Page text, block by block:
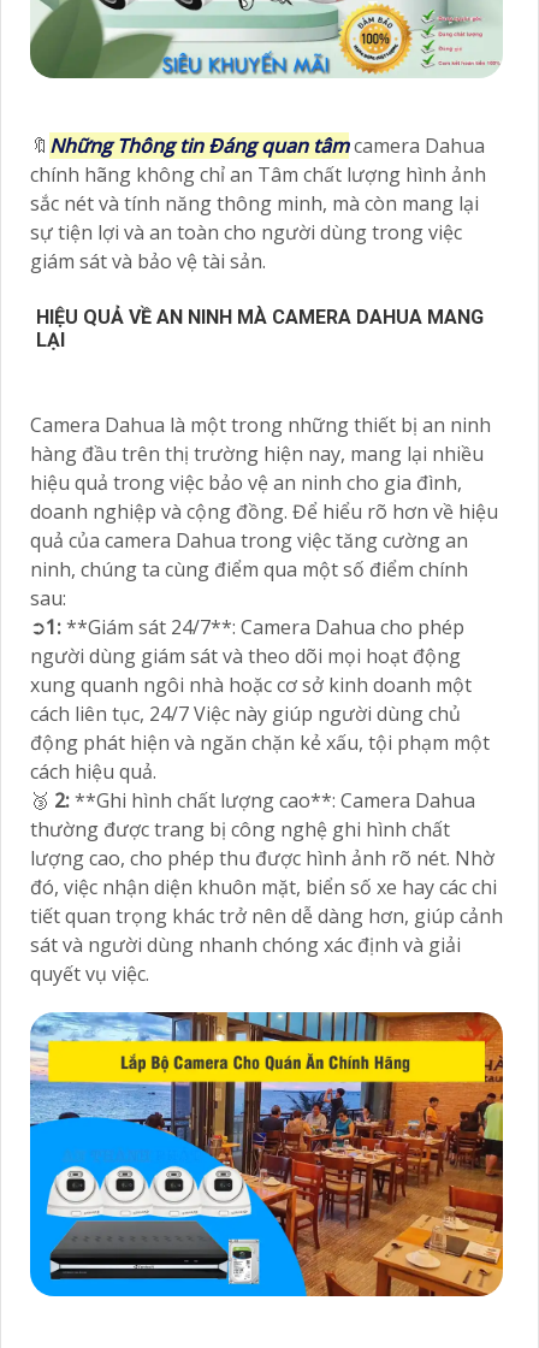
🔖 Những Thông tin Đáng quan tâmcamera Dahua
chính hãng không chỉ an Tâm chất lượng hình ảnh
sắc nét và tính năng thông minh, mà còn mang lại
sự tiện lợi và an toàn cho người dùng trong việc
giám sát và bảo vệ tài sản.
HIỆU QUẢ VỀ AN NINH MÀ CAMERA DAHUA MANG
LẠI
Camera Dahua là một trong những thiết bị an ninh
hàng đầu trên thị trường hiện nay, mang lại nhiều
hiệu quả trong việc bảo vệ an ninh cho gia đình,
doanh nghiệp và cộng đồng. Để hiểu rõ hơn về hiệu
quả của camera Dahua trong việc tăng cường an
ninh, chúng ta cùng điểm qua một số điểm chính
sau:
➲1:**Giám sát 24/7**: Camera Dahua cho phép
người dùng giám sát và theo dõi mọi hoạt động
xung quanh ngôi nhà hoặc cơ sở kinh doanh một
cách liên tục, 24/7 Việc này giúp người dùng chủ
động phát hiện và ngăn chặn kẻ xấu, tội phạm một
cách hiệu quả.
🥉 2:**Ghi hình chất lượng cao**: Camera Dahua
thường được trang bị công nghệ ghi hình chất
lượng cao, cho phép thu được hình ảnh rõ nét. Nhờ
đó, việc nhận diện khuôn mặt, biển số xe hay các chi
tiết quan trọng khác trở nên dễ dàng hơn, giúp cảnh
sát và người dùng nhanh chóng xác định và giải
quyết vụ việc.